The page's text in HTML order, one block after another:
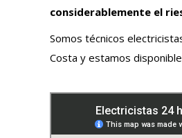
considerablemente el
Somos técnicos
Costa y estamos